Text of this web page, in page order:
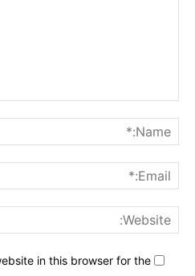
in this browser for the